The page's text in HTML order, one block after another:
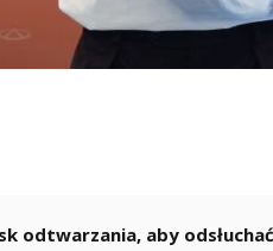
odtwarzania, aby